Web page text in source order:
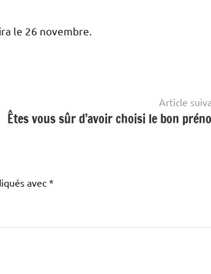
le 26 novembre.
Article
Êtes vous sûr d’avoir choisi le bon
avec*